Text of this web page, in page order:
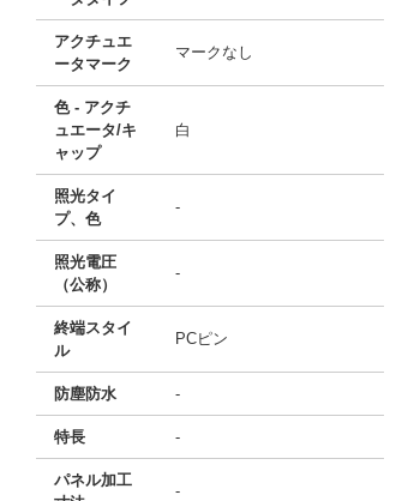
アクチュエ
ータマーク
マークなし
色 - アクチ
ュエータ/キ
ャップ
白
照光タイ
プ、色
-
照光電圧
（公称）
-
終端スタイ
ル
PCピン
防塵防水 -
特長 -
パネル加工
-